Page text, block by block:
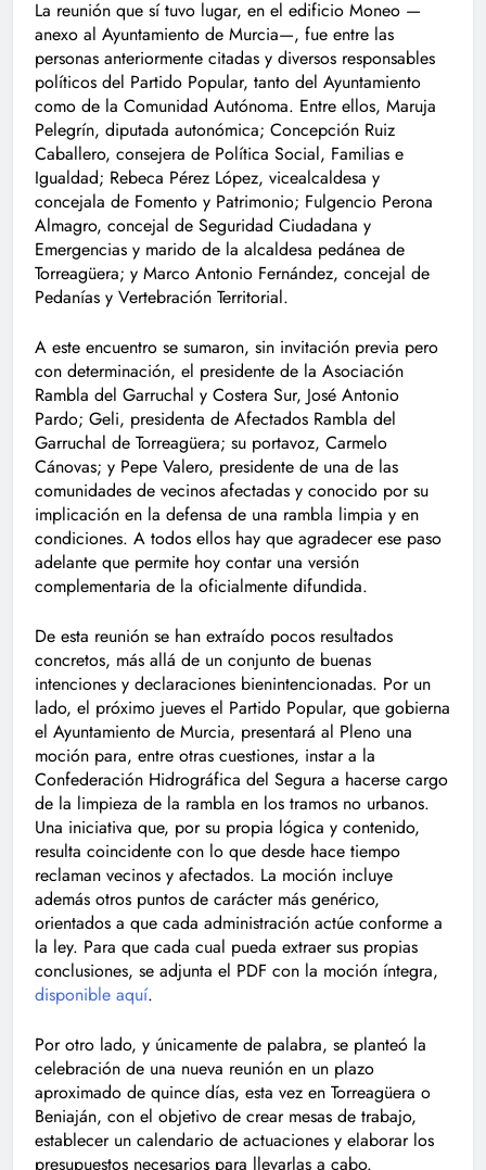
La reunión que sí tuvo lugar, en el edificio Moneo —
anexo al Ayuntamiento de Murcia—, fue entre las
personas anteriormente citadas y diversos responsables
políticos del Partido Popular, tanto del Ayuntamiento
como de la Comunidad Autónoma. Entre ellos, Maruja
Pelegrín, diputada autonómica; Concepción Ruiz
Caballero, consejera de Política Social, Familias e
Igualdad; Rebeca Pérez López, vicealcaldesa y
concejala de Fomento y Patrimonio; Fulgencio Perona
Almagro, concejal de Seguridad Ciudadana y
Emergencias y marido de la alcaldesa pedánea de
Torreagüera; y Marco Antonio Fernández, concejal de
Pedanías y Vertebración Territorial.
A este encuentro se sumaron, sin invitación previa pero
con determinación, el presidente de la Asociación
Rambla del Garruchal y Costera Sur, José Antonio
Pardo; Geli, presidenta de Afectados Rambla del
Garruchal de Torreagüera; su portavoz, Carmelo
Cánovas; y Pepe Valero, presidente de una de las
comunidades de vecinos afectadas y conocido por su
implicación en la defensa de una rambla limpia y en
condiciones. A todos ellos hay que agradecer ese paso
adelante que permite hoy contar una versión
complementaria de la oficialmente difundida.
De esta reunión se han extraído pocos resultados
concretos, más allá de un conjunto de buenas
intenciones y declaraciones bienintencionadas. Por un
lado, el próximo jueves el Partido Popular, que gobierna
el Ayuntamiento de Murcia, presentará al Pleno una
moción para, entre otras cuestiones, instar a la
Confederación Hidrográfica del Segura a hacerse cargo
de la limpieza de la rambla en los tramos no urbanos.
Una iniciativa que, por su propia lógica y contenido,
resulta coincidente con lo que desde hace tiempo
reclaman vecinos y afectados. La moción incluye
además otros puntos de carácter más genérico,
orientados a que cada administración actúe conforme a
la ley. Para que cada cual pueda extraer sus propias
conclusiones, se adjunta el PDF con la moción íntegra,
disponible aquí.
Por otro lado, y únicamente de palabra, se planteó la
celebración de una nueva reunión en un plazo
aproximado de quince días, esta vez en Torreagüera o
Beniaján, con el objetivo de crear mesas de trabajo,
establecer un calendario de actuaciones y elaborar los
presupuestos necesarios para llevarlas a cabo.